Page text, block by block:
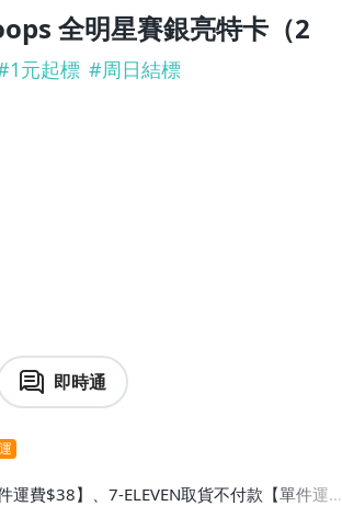
全明星賽銀亮特卡（2
1元起標 #周日結標
即時通
運費$38】、7-ELEVEN取貨不付款【單件運費